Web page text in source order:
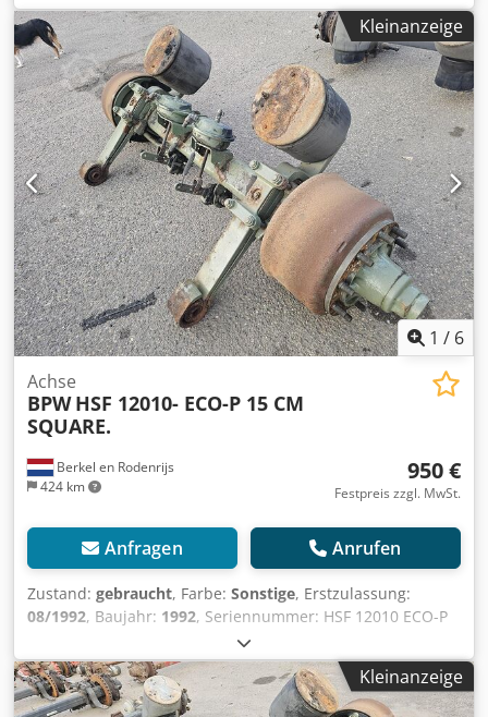
kontaktieren Sie uns, wenn Sie nicht finden, was Sie
suchen. Chedpfx Aezrr Uhsm Rea
Kleinanzeige
1 / 6
Berkel en Rodenrijs
424 km
Achse
BPW HSF 12010- ECO-P 15 CM
SQUARE.
950 €
Festpreis zzgl. MwSt.
Anfragen Anrufen
Zustand: gebraucht, Farbe: Sonstige, Erstzulassung:
08/1992, Baujahr: 1992, Seriennummer: HSF 12010 ECO-P
Wir haben einen Lagerbestand von über 100 Achsen. Bitte
kontaktieren Sie uns, wenn Sie nicht finden, was Sie
suchen. Codpfx Amjzrr T Do Rjha
Kleinanzeige